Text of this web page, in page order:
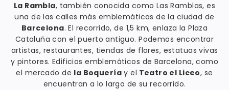
La Rambla, también conocida como Las Ramblas, es
una de las calles más emblemáticas de la ciudad de
Barcelona. El recorrido, de 1,5 km, enlaza la Plaza
Cataluña con el puerto antiguo. Podemos encontrar
artistas, restaurantes, tiendas de flores, estatuas vivas
y pintores. Edificios emblemáticos de Barcelona, como
el mercado de la Boqueríay el Teatro el Liceo, se
encuentran a lo largo de su recorrido.